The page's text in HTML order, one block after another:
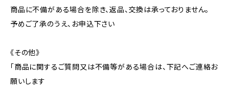
商品に不備がある場合を除き、返品、交換は承っておりません。
予めご了承のうえ、お申込下さい
《その他》
「商品に関するご質問又は不備等がある場合は、下記へご連絡お
願いします